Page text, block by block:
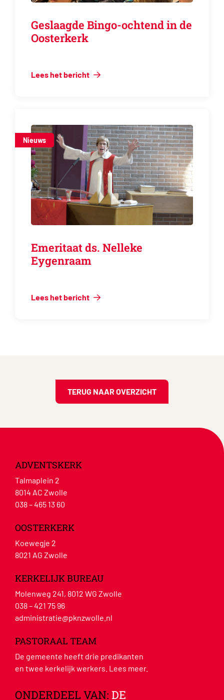
Geslaagde Bingo-ochtend in de
Oosterkerk
Lees het bericht
Nieuws
Emeritaat ds. Nelleke
Eygenraam
Lees het bericht
TERUG NAAR OVERZICHT
ADVENTSKERK
Talmaplein 2
8014 AC Zwolle
038 – 465 13 60
OOSTERKERK
Koewegje 2
8021 AG Zwolle
KERKELIJK BUREAU
Molenweg 241, 8012 WG Zwolle
038 – 421 75 96
administratie@pknzwolle.nl
PASTORAAL TEAM
De gemeente heeft drie predikanten
en twee kerkelijk werkers. Lees meer.
ONDERDEEL VAN: DE